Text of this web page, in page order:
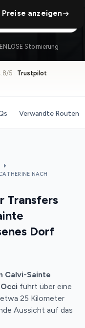
Preise anzeigen
Stornierung
5 · Trustpilot
Verwandte Routen
NACH
Transfers
Dorf
Calvi-Sainte
führt über eine
25 Kilometer
Aussicht auf das